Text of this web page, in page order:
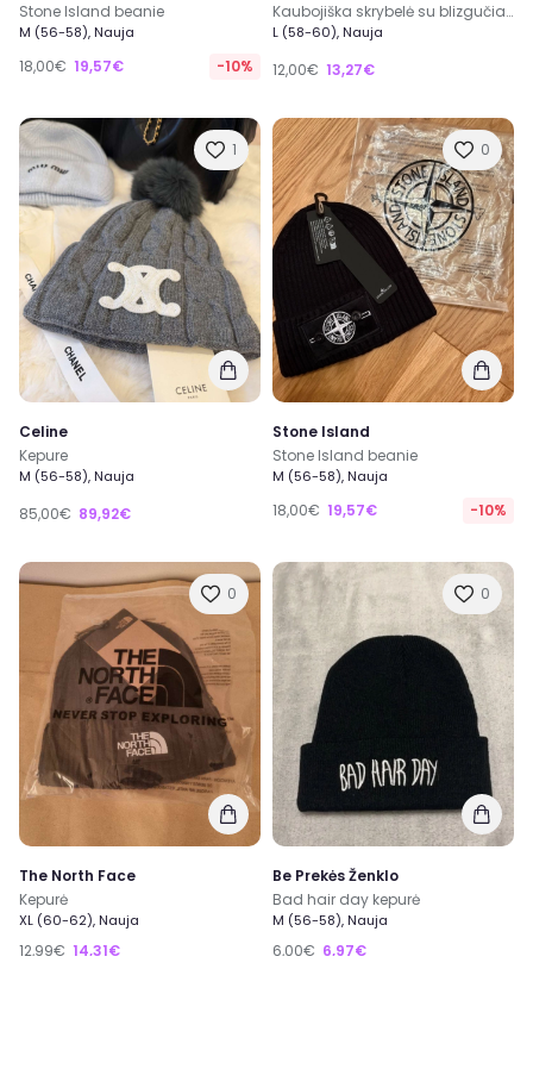
Stone Island beanie
M (56-58), Nauja
18,00€ 19,57€ -10%
Kaubojiška skrybelė su blizgučiais. Vakarėlio kepurė Cowboy Cowgirl party
L (58-60), Nauja
12,00€ 13,27€
1
Celine
Kepure
M (56-58), Nauja
85,00€ 89,92€
0
Stone Island
Stone Island beanie
M (56-58), Nauja
18,00€ 19,57€ -10%
0
The North Face
Kepurė
XL (60-62), Nauja
12,99€ 14,31€
0
Be Prekės Ženklo
Bad hair day kepurė
M (56-58), Nauja
6,00€ 6,97€